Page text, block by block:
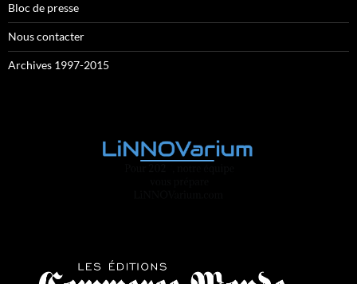
Bloc de presse
Nous contacter
Archives 1997-2015